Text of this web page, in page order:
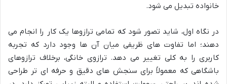
خانواده تبدیل می شود.
در نگاه اول، شاید تصور شود که تمامی ترازوها یک کار را انجام می
دهند؛ اما تفاوت های ظریفی میان آن ها وجود دارد که تجربه
کاربری را به کلی تغییر می دهد. ترازوی خانگی، برخلاف ترازوهای
باشگاهی که معمولاً برای سنجش های دقیق و حرفه ای تر طراحی